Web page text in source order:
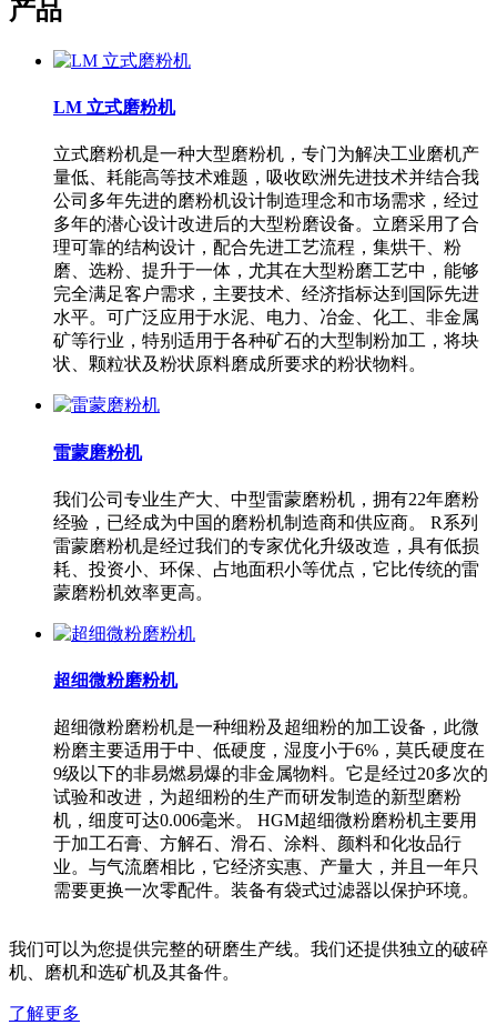
产品
LM 立式磨粉机
立式磨粉机是一种大型磨粉机，专门为解决工业磨机产
量低、耗能高等技术难题，吸收欧洲先进技术并结合我
公司多年先进的磨粉机设计制造理念和市场需求，经过
多年的潜心设计改进后的大型粉磨设备。立磨采用了合
理可靠的结构设计，配合先进工艺流程，集烘干、粉
磨、选粉、提升于一体，尤其在大型粉磨工艺中，能够
完全满足客户需求，主要技术、经济指标达到国际先进
水平。可广泛应用于水泥、电力、冶金、化工、非金属
矿等行业，特别适用于各种矿石的大型制粉加工，将块
状、颗粒状及粉状原料磨成所要求的粉状物料。
雷蒙磨粉机
我们公司专业生产大、中型雷蒙磨粉机，拥有22年磨粉
经验，已经成为中国的磨粉机制造商和供应商。 R系列
雷蒙磨粉机是经过我们的专家优化升级改造，具有低损
耗、投资小、环保、占地面积小等优点，它比传统的雷
蒙磨粉机效率更高。
超细微粉磨粉机
超细微粉磨粉机是一种细粉及超细粉的加工设备，此微
粉磨主要适用于中、低硬度，湿度小于6%，莫氏硬度在
9级以下的非易燃易爆的非金属物料。它是经过20多次的
试验和改进，为超细粉的生产而研发制造的新型磨粉
机，细度可达0.006毫米。 HGM超细微粉磨粉机主要用
于加工石膏、方解石、滑石、涂料、颜料和化妆品行
业。与气流磨相比，它经济实惠、产量大，并且一年只
需要更换一次零配件。装备有袋式过滤器以保护环境。
我们可以为您提供完整的研磨生产线。我们还提供独立的破碎
机、磨机和选矿机及其备件。
了解更多